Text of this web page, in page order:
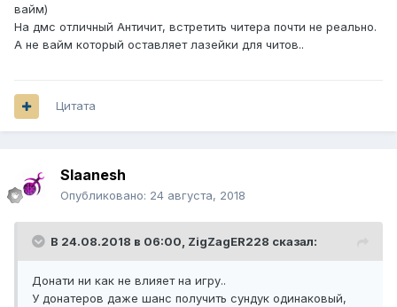
вайм)
На дмс отличный Античит, встретить читера почти не реально.
А не вайм который оставляет лазейки для читов..
Цитата
Slaanesh
Опубликовано: 24 августа, 2018
В 24.08.2018 в 06:00, ZigZagER228 сказал:
Донати ни как не влияет на игру..
У донатеров даже шанс получить сундук одинаковый,